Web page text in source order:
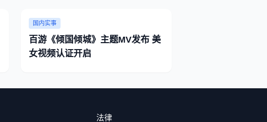
国内实事
百游《倾国倾城》主题MV发布 美
女视频认证开启
法律